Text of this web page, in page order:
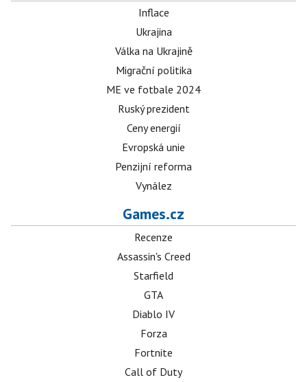
Inflace
Ukrajina
Válka na Ukrajině
Migrační politika
ME ve fotbale 2024
Ruský prezident
Ceny energií
Evropská unie
Penzijní reforma
Vynález
Games.cz
Recenze
Assassin's Creed
Starfield
GTA
Diablo IV
Forza
Fortnite
Call of Duty